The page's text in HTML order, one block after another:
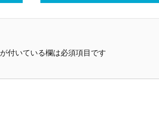
が付いている欄は必須項目です